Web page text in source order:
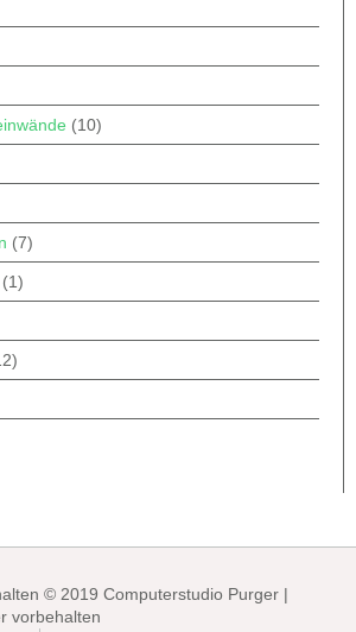
(10)
(7)
(1)
© 2019 Computerstudio Purger |
vorbehalten